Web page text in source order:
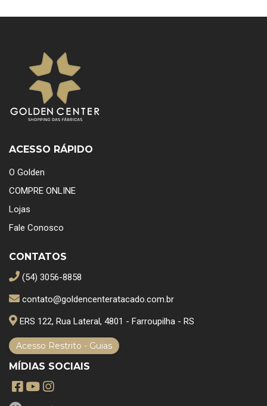
ACESSO RÁPIDO
O Golden
COMPRE ONLINE
Lojas
Fale Conosco
CONTATOS
(54) 3056-8858
contato@goldencenteratacado.com.br
ERS 122, Rua Lateral, 4801 - Farroupilha - RS
Acesso Restrito - Guias
MÍDIAS SOCIAIS